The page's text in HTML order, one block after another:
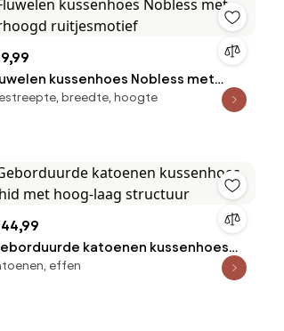
kussenhoes Nobless met
ruitjesmotief
breedte, hoogte
katoenen kussenhoes
met hoog-laag structuur
effen